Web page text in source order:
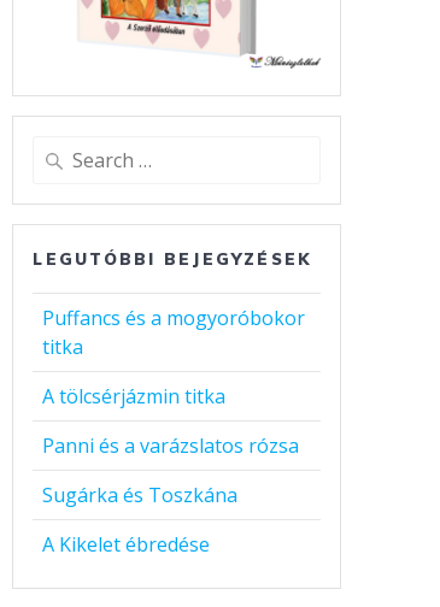
Search
LEGUTÓBBI BEJEGYZÉSEK
Puffancs és a mogyoróbokor
titka
A tölcsérjázmin titka
Panni és a varázslatos rózsa
Sugárka és Toszkána
A Kikelet ébredése